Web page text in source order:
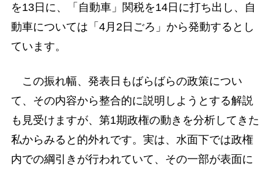
を13日に、「自動車」関税を14日に打ち出し、自
動車については「4月2日ごろ」から発動するとし
ています。
この振れ幅、発表日もばらばらの政策につい
て、その内容から整合的に説明しようとする解説
も見受けますが、第1期政権の動きを分析してきた
私からみると的外れです。実は、水面下では政権
内での綱引きが行われていて、その一部が表面に